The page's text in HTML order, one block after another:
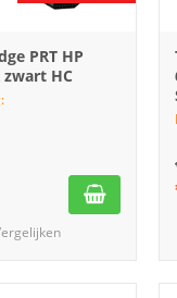
PRT HP
zwart HC